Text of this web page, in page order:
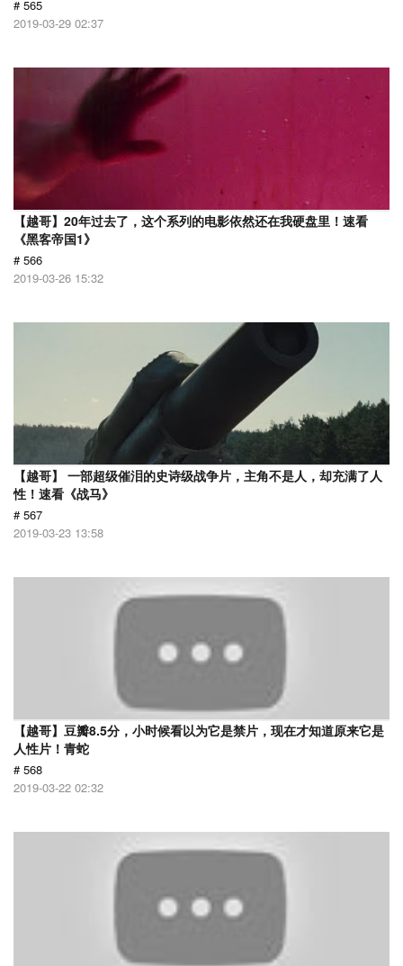
# 565
2019-03-29 02:37
【越哥】20年过去了，这个系列的电影依然还在我硬盘里！速看
《黑客帝国1》
# 566
2019-03-26 15:32
【越哥】 一部超级催泪的史诗级战争片，主角不是人，却充满了人
性！速看《战马》
# 567
2019-03-23 13:58
【越哥】豆瓣8.5分，小时候看以为它是禁片，现在才知道原来它是
人性片！青蛇
# 568
2019-03-22 02:32